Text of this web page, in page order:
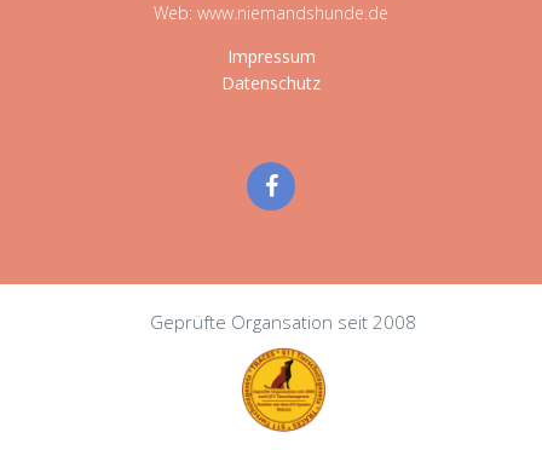
Web: www.niemandshunde.de
Impressum
Datenschutz
Geprüfte Organsation seit 2008